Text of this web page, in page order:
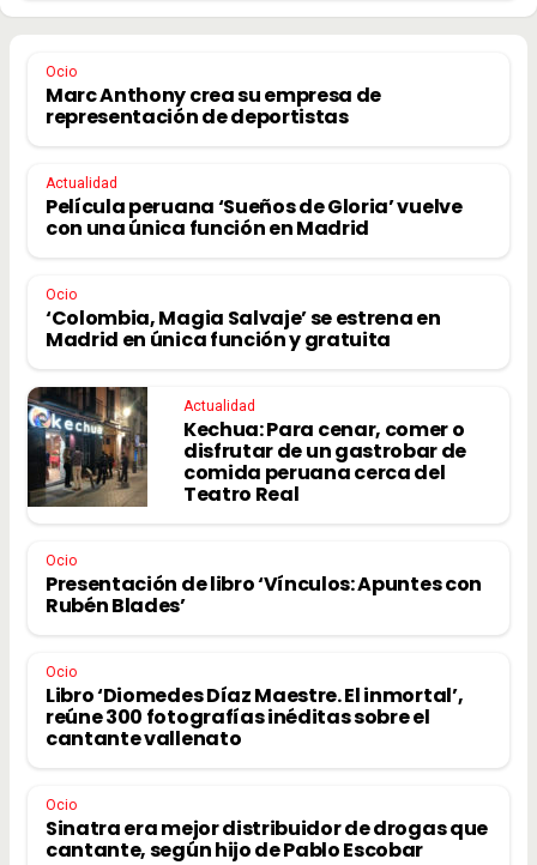
Ocio
Marc Anthony crea su empresa de
representación de deportistas
Actualidad
Película peruana ‘Sueños de Gloria’ vuelve
con una única función en Madrid
Ocio
‘Colombia, Magia Salvaje’ se estrena en
Madrid en única función y gratuita
Actualidad
Kechua: Para cenar, comer o
disfrutar de un gastrobar de
comida peruana cerca del
Teatro Real
Ocio
Presentación de libro ‘Vínculos: Apuntes con
Rubén Blades’
Ocio
Libro ‘Diomedes Díaz Maestre. El inmortal’,
reúne 300 fotografías inéditas sobre el
cantante vallenato
Ocio
Sinatra era mejor distribuidor de drogas que
cantante, según hijo de Pablo Escobar